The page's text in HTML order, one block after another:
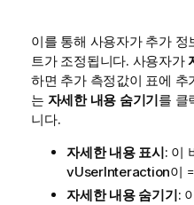
이를 통해 사용자가 추가
트가 조정됩니다. 사용자가
하면 추가 측정값이 표에 추
는 자세한 내용 숨기기를 클
니다.
자세한 내용 표시: 이
vUserInteraction이
자세한 내용 숨기기: